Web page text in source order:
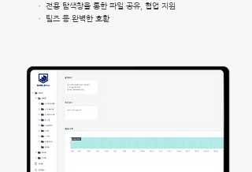
∙ 전용 탐색창을 통한 파일 공유, 협업 지원
∙ 팀즈 등 완벽한 호환